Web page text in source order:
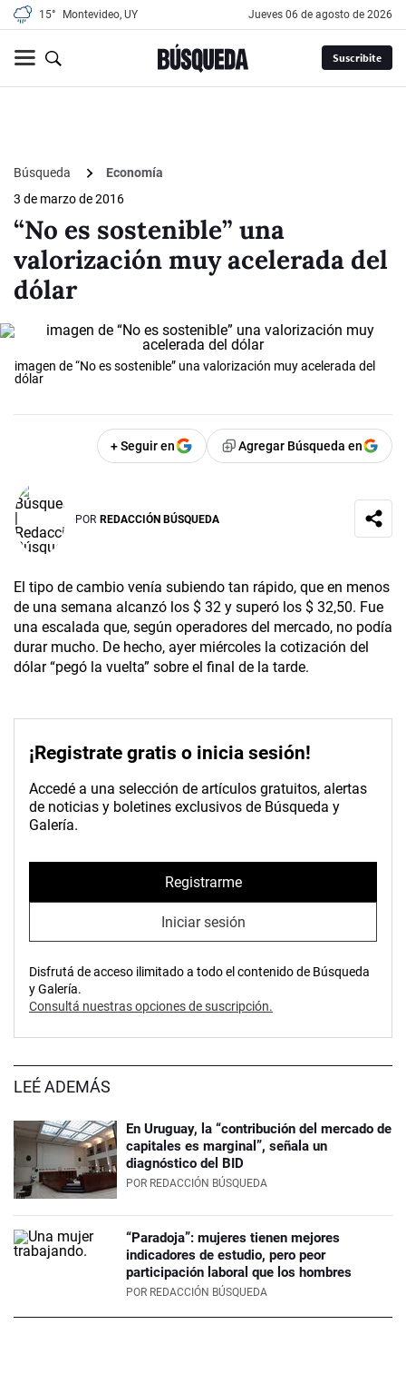
15° Montevideo, UY jueves 06 de agosto de 2026
Suscribite
Búsqueda
Economía
3 de marzo de 2016
“No es sostenible” una
valorización muy acelerada del
dólar
imagen de “No es sostenible” una valorización muy acelerada del
dólar
+ Seguir en Agregar Búsqueda en
POR REDACCIÓN BÚSQUEDA
El tipo de cambio venía subiendo tan rápido, que en menos
de una semana alcanzó los $ 32 y superó los $ 32,50. Fue
una escalada que, según operadores del mercado, no podía
durar mucho. De hecho, ayer miércoles la cotización del
dólar “pegó la vuelta” sobre el final de la tarde.
¡Registrate gratis o inicia sesión!
Accedé a una selección de artículos gratuitos, alertas
de noticias y boletines exclusivos de Búsqueda y
Galería.
Registrarme
Iniciar sesión
Disfrutá de acceso ilimitado a todo el contenido de Búsqueda
y Galería.
Consultá nuestras opciones de suscripción.
LEÉ ADEMÁS
En Uruguay, la “contribución del mercado de
capitales es marginal”, señala un
diagnóstico del BID
POR REDACCIÓN BÚSQUEDA
“Paradoja”: mujeres tienen mejores
indicadores de estudio, pero peor
participación laboral que los hombres
POR REDACCIÓN BÚSQUEDA